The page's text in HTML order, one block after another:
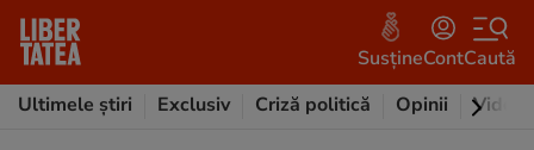
SusțineContCaută
Ultimele știri
Exclusiv Criză politică Opinii Video